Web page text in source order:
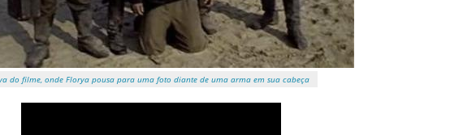
do filme, onde Florya pousa para uma foto diante de uma arma em sua cabeça